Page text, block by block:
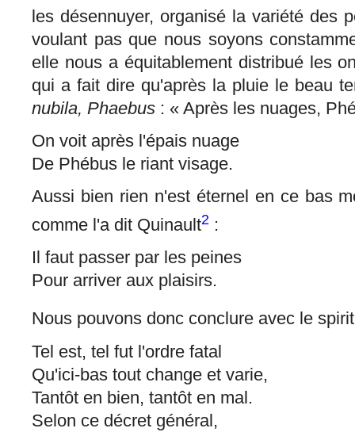
les désennuyer, organisé la variété des
voulant pas que nous soyons
elle nous a équitablement distribué les
qui a fait dire qu'après la pluie le beau
nubila, Phaebus : « Après les nuages,
On voit après l'épais nuage
De Phébus le riant visage.
Aussi bien rien n'est éternel en ce bas
comme l'a dit Quinault2 :
Il faut passer par les peines
Pour arriver aux plaisirs.
Nous pouvons donc conclure avec le
Tel est, tel fut l'ordre fatal
Qu'ici-bas tout change et varie,
Tantôt en bien, tantôt en mal.
Selon ce décret général,